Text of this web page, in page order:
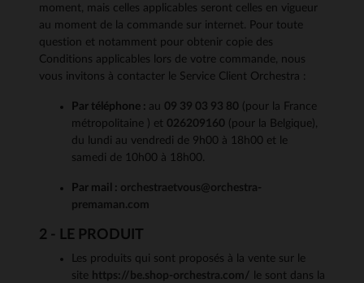
moment, mais celles applicables seront celles en vigueur
au moment de la commande sur internet. Pour toute
question et notamment pour obtenir copie des
Conditions applicables lors de votre commande, nous
vous invitons à contacter le Service Client Orchestra :
Par téléphone : au 09 39 03 93 80
(pour la France
métropolitaine ) et 026209160
(pour la Belgique),
du lundi au vendredi de 9h00 à 18h00 et le
samedi de 10h00 à 18h00.
Par mail : orchestraetvous@orchestra-
premaman.com
2 - LE PRODUIT
Les produits qui sont proposés à la vente sur le
site https://be.shop-orchestra.com/
le sont dans la